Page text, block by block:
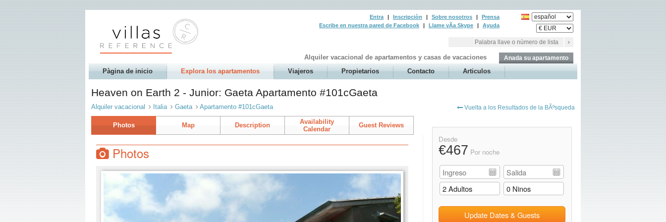
Alquiler vacacional de apartamentos y casas de vacaciones Anada su apartamento
Entra | Inscripciòn | Sobre nosotros |
Prensa
Escribe en nuestra pared de Facebook
| Llame vÃ­a Skype | Ayuda
Pàgina de inicio Explora los apartamentos Viajeros Propietarios Contacto Articulos
Heaven on Earth 2 - Junior: Gaeta Apartamento #101cGaeta
Alquiler vacacional Italia Gaeta Apartamento #101cGaeta Vuelta a los Resultados de la BÃºsqueda
Photos Map Description
Availability
Calendar
Guest Reviews
Photos
Desde
€467 Por noche
Update Dates & Guests